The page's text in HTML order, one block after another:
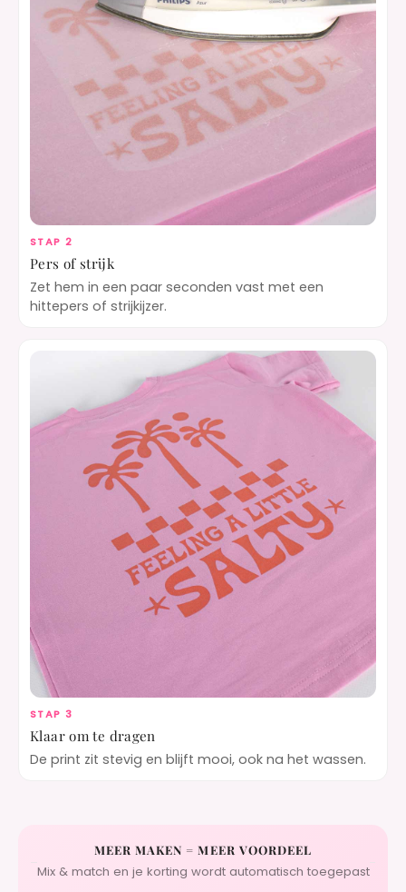
STAP 2
Pers of strijk
Zet hem in een paar seconden vast met een
hittepers of strijkijzer.
STAP 3
Klaar om te dragen
De print zit stevig en blijft mooi, ook na het wassen.
MEER MAKEN = MEER VOORDEEL
Mix & match en je korting wordt automatisch toegepast